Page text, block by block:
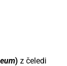
) z čeledi